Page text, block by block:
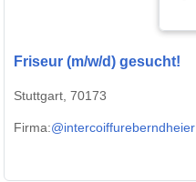
Friseur (m/w/d) gesucht!
Stuttgart, 70173
Firma:@intercoiffureberndheier